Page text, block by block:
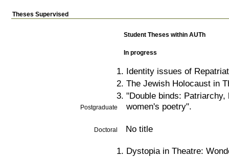
Theses Supervised
Student Theses within AUTh
In progress
Postgraduate
Identity issues of
The Jewish Holocaust in
"Double binds: Patriarchy,
women's poetry".
Doctoral No title
Dystopia in Theatre: